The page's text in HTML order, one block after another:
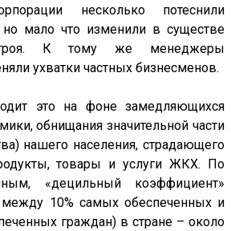
несколько потеснили
но мало что изменили в существе
К тому же менеджеры
ухватки частных бизнесменов.
это на фоне замедляющихся
обнищания значительной части
нашего населения, страдающего
товары и услуги ЖКХ. По
«децильный коэффициент»
10% самых обеспеченных и
граждан) в стране – около